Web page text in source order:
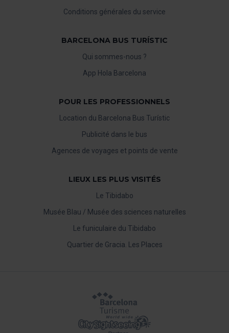
Conditions générales du service
BARCELONA BUS TURÍSTIC
Qui sommes-nous ?
App Hola Barcelona
POUR LES PROFESSIONNELS
Location du Barcelona Bus Turístic
Publicité dans le bus
Agences de voyages et points de vente
LIEUX LES PLUS VISITÉS
Le Tibidabo
Musée Blau / Musée des sciences naturelles
Le funiculaire du Tibidabo
Quartier de Gracia. Les Places